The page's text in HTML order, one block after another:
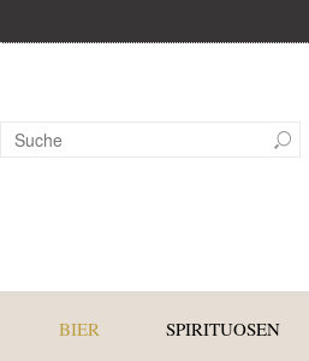
BIER SPIRITUOSEN